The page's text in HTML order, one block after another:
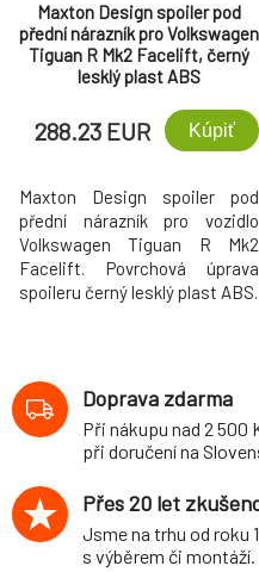
Maxton Design spoiler pod
přední nárazník pro Volkswagen
Tiguan R Mk2 Facelift, černý
lesklý plast ABS
288.23 EUR Kúpiť
Maxton Design spoiler pod
přední nárazník pro vozidlo
Volkswagen Tiguan R Mk2
Facelift. Povrchová úprava
spoileru černý lesklý plast ABS.
Doprava zdarma
Při nákupu nad 2 500
při doručení na
Přes 20 let
Jsme na trhu od roku
s výběrem či montáží.